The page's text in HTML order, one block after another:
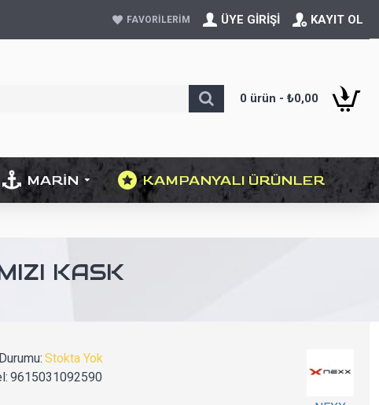
FAVORILERIM ÜYE GIRIŞI KAYIT OL
0 ürün - ₺0,00
MARIN KAMPANYALI ÜRÜNLER
KASK
Stokta Yok
9615031092590